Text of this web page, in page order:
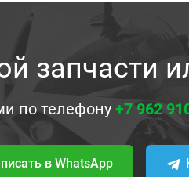
запчасти
по телефону +7 962
в WhatsApp